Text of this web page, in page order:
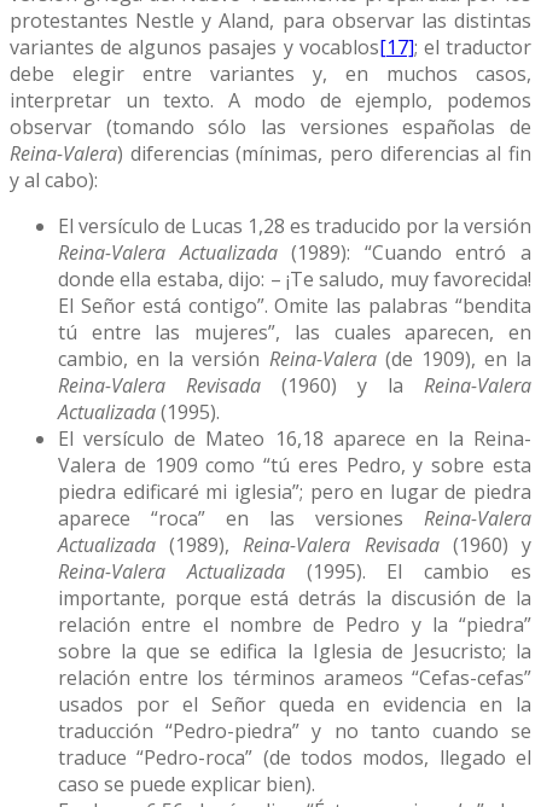
protestantes Nestle y Aland, para observar las distintas
variantes de algunos pasajes y vocablos[17]; el traductor
debe elegir entre variantes y, en muchos casos,
interpretar un texto. A modo de ejemplo, podemos
observar (tomando sólo las versiones españolas de
Reina-Valera) diferencias (mínimas, pero diferencias al fin
y al cabo):
El versículo de Lucas 1,28 es traducido por la versión
Reina-Valera Actualizada(1989): “Cuando entró a
donde ella estaba, dijo: – ¡Te saludo, muy favorecida!
El Señor está contigo”. Omite las palabras “bendita
tú entre las mujeres”, las cuales aparecen, en
cambio, en la versión Reina-Valera (de 1909), en la
Reina-Valera Revisada (1960) y la Reina-Valera
Actualizada(1995).
El versículo de Mateo 16,18 aparece en la Reina-
Valera de 1909 como “tú eres Pedro, y sobre esta
piedra edificaré mi iglesia”; pero en lugar de piedra
aparece “roca” en las versiones Reina-Valera
Actualizada(1989),Reina-Valera Revisada (1960) y
Reina-Valera Actualizada (1995). El cambio es
importante, porque está detrás la discusión de la
relación entre el nombre de Pedro y la “piedra”
sobre la que se edifica la Iglesia de Jesucristo; la
relación entre los términos arameos “Cefas-cefas”
usados por el Señor queda en evidencia en la
traducción “Pedro-piedra” y no tanto cuando se
traduce “Pedro-roca” (de todos modos, llegado el
caso se puede explicar bien).